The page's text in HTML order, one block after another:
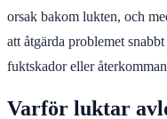
orsak bakom lukten, och
att åtgärda problemet
fuktskador eller
Varför luktar